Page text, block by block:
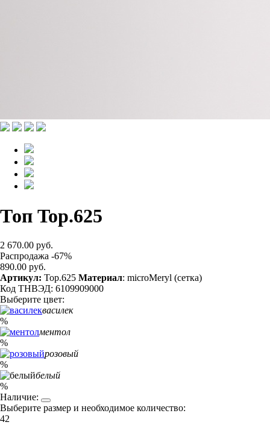
Топ Top.625
2 670.00 руб.
Распродажа -67%
890.00 руб.
Артикул: Top.625 Материал: microMeryl (сетка)
Код ТНВЭД: 6109909000
Выберите цвет:
василек
%
ментол
%
розовый
%
белый
%
Наличие:
Выберите размер и необходимое количество:
42